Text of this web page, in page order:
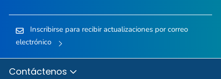
Inscribirse para recibir actualizaciones por correo
electrónico
Contáctenos